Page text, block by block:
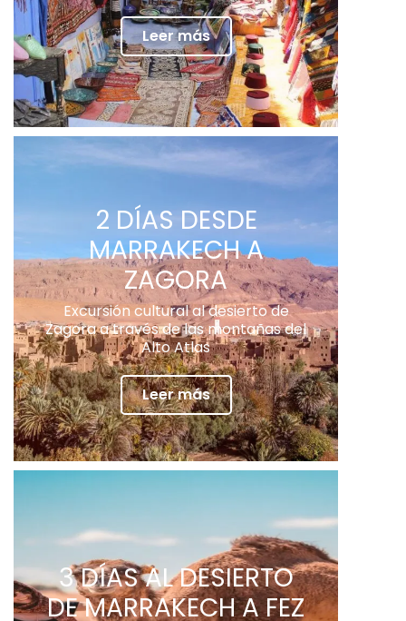
Leer más
2 DÍAS DESDE
MARRAKECH A
ZAGORA
Excursión cultural al desierto de
Zagora a través de las montañas del
Alto Atlas
Leer más
3 DÍAS AL DESIERTO
DE MARRAKECH A FEZ